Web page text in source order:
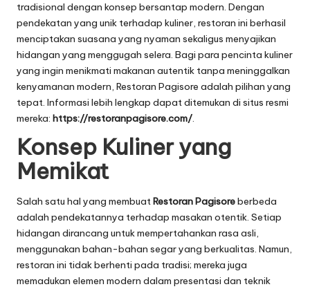
tradisional dengan konsep bersantap modern. Dengan
pendekatan yang unik terhadap kuliner, restoran ini berhasil
menciptakan suasana yang nyaman sekaligus menyajikan
hidangan yang menggugah selera. Bagi para pencinta kuliner
yang ingin menikmati makanan autentik tanpa meninggalkan
kenyamanan modern, Restoran Pagisore adalah pilihan yang
tepat. Informasi lebih lengkap dapat ditemukan di situs resmi
mereka: https://restoranpagisore.com/.
Konsep Kuliner yang
Memikat
Salah satu hal yang membuatRestoran Pagisoreberbeda
adalah pendekatannya terhadap masakan otentik. Setiap
hidangan dirancang untuk mempertahankan rasa asli,
menggunakan bahan-bahan segar yang berkualitas. Namun,
restoran ini tidak berhenti pada tradisi; mereka juga
memadukan elemen modern dalam presentasi dan teknik